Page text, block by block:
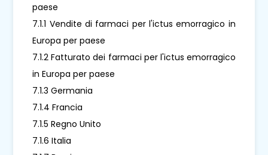
paese
7.1.1 Vendite di farmaci per l'ictus emorragico in
Europa per paese
7.1.2 Fatturato dei farmaci per l'ictus emorragico
in Europa per paese
7.1.3 Germania
7.1.4 Francia
7.1.5 Regno Unito
7.1.6 Italia